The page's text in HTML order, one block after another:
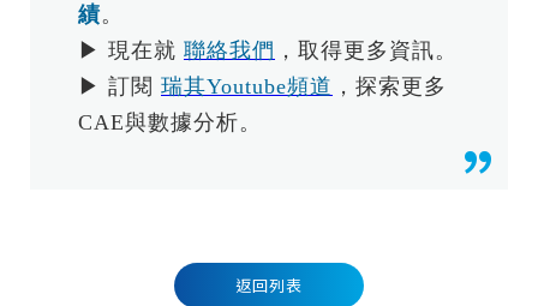
績。
▶ 現在就 聯絡我們 ，取得更多資訊。
▶ 訂閱 瑞其Youtube頻道 ，探索更多
CAE與數據分析。
返回列表